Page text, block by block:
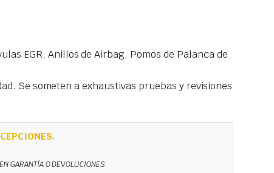
EGR, Anillos de Airbag, Pomos de Palanca de
Se someten a exhaustivas pruebas y revisiones
GARANTÍA O DEVOLUCIONES.